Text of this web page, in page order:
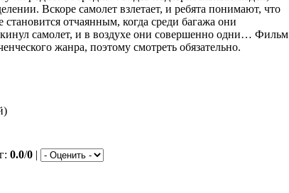
Вскоре самолет взлетает, и ребята понимают, что
отчаянным, когда среди багажа они
самолет, и в воздухе они совершенно одни… Фильм
жанра, поэтому смотреть обязательно.
0.0/0 |